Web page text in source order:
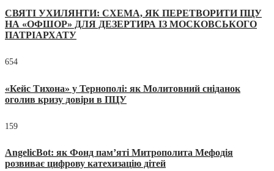
СВЯТІ УХИЛЯНТИ: СХЕМА, ЯК ПЕРЕТВОРИТИ ПЦУ
НА «ОФШОР» ДЛЯ ДЕЗЕРТИРА ІЗ МОСКОВСЬКОГО
ПАТРІАРХАТУ
654
«Кейс Тихона» у Тернополі: як Молитовний сніданок
оголив кризу довіри в ПЦУ
159
AngelicBot: як Фонд пам’яті Митрополита Мефодія
розвиває цифрову катехизацію дітей